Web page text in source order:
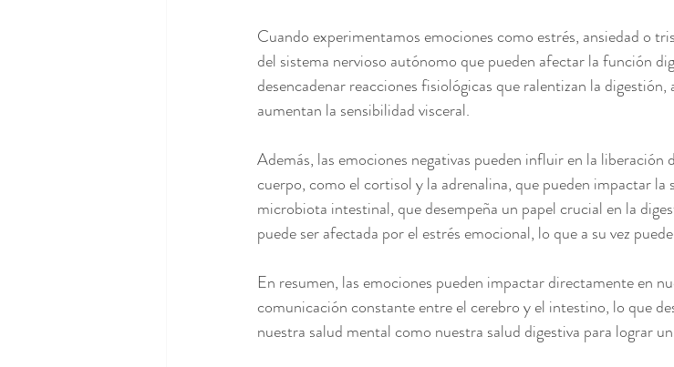
Cuando experimentamos emociones como estrés, ansiedad o
del sistema nervioso autónomo que pueden afectar la función
desencadenar reacciones fisiológicas que ralentizan la
aumentan la sensibilidad visceral.
Además, las emociones negativas pueden influir en la liberación
cuerpo, como el cortisol y la adrenalina, que pueden impactar
microbiota intestinal, que desempeña un papel crucial en la
puede ser afectada por el estrés emocional, lo que a su vez
En resumen, las emociones pueden impactar directamente en
comunicación constante entre el cerebro y el intestino, lo que
nuestra salud mental como nuestra salud digestiva para lograr